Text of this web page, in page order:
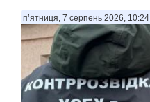
п’ятниця, 7 серпень 2026, 10:24